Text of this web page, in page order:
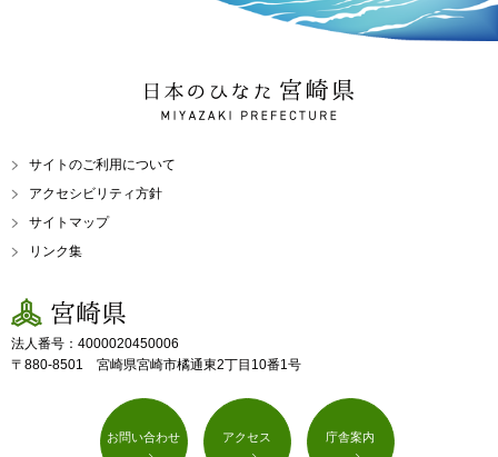
日本のひなた 宮崎県
MIYAZAKI PREFECTURE
サイトのご利用について
アクセシビリティ方針
サイトマップ
リンク集
宮崎県
法人番号：4000020450006
〒880-8501 宮崎県宮崎市橘通東2丁目10番1号
お問い合わせ アクセス 庁舎案内